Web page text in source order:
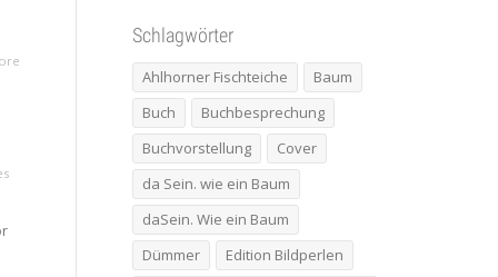
Schlagwörter
Ahlhorner Fischteiche
Baum
Buch
Buchbesprechung
Buchvorstellung
Cover
da Sein. wie ein Baum
daSein. Wie ein Baum
Dümmer
Edition Bildperlen